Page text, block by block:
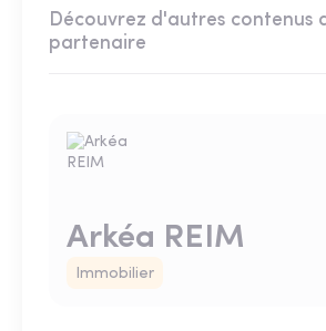
Découvrez d'autres contenus
partenaire
Arkéa REIM
Immobilier